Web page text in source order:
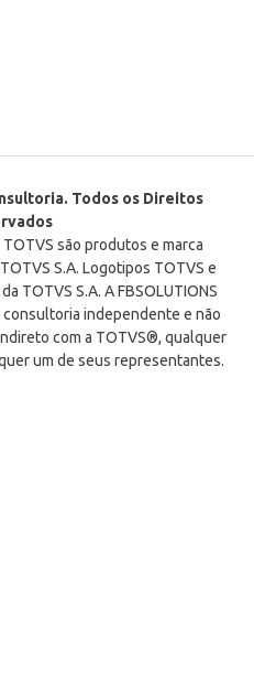
Todos os Direitos
são produtos e marca
S.A. Logotipos TOTVS e
TOTVS S.A. A FBSOLUTIONS
independente e não
com a TOTVS®, qualquer
um de seus representantes.